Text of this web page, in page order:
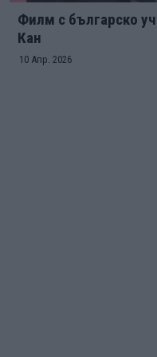
Филм с българско
Кан
10 Апр. 2026